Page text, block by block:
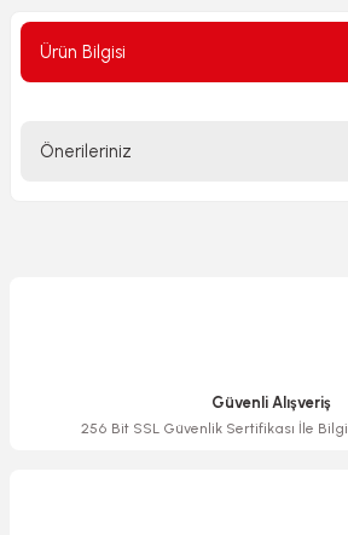
Ürün Bilgisi
Önerileriniz
Ürün bilgilerinde hatalar bulunuyor.
Güvenli Alışveriş
256 Bit SSL Güvenlik Sertifikası İle